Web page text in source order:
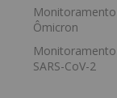
Ômicron
SARS-CoV-2